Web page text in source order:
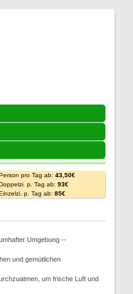
pro Tag ab: 43,50€
p. Tag ab: 93€
p. Tag ab: 85€
Umgebung --
und gemütlichen
um frische Luft und